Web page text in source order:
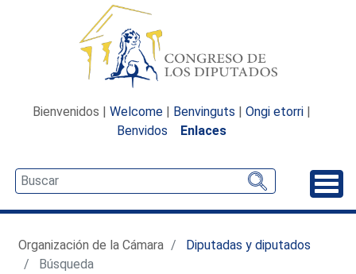
Bienvenidos | Welcome | Benvinguts | Ongi etorri |
Benvidos
Enlaces
Organización de la Cámara
Diputadas y diputados
Búsqueda